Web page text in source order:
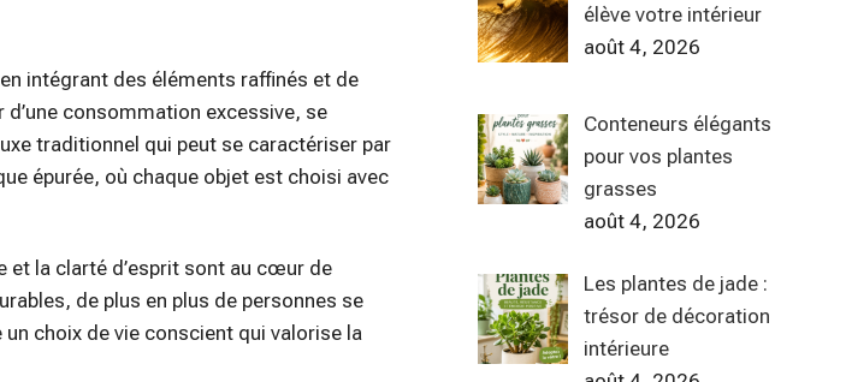
intégrant des éléments raffinés et de
d’une consommation excessive, se
traditionnel qui peut se caractériser par
épurée, où chaque objet est choisi avec
et la clarté d’esprit sont au cœur de
de plus en plus de personnes se
choix de vie conscient qui valorise la
élève votre intérieur
août 4, 2026
Conteneurs élégants
pour vos plantes
grasses
août 4, 2026
Les plantes de jade :
trésor de décoration
intérieure